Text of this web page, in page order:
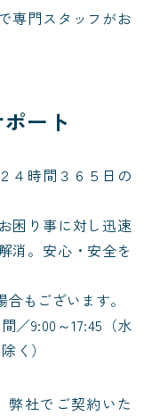
専門スタッフがお
ート
４時間３６５日の
困り事に対し迅速
消。安心・安全を
もございます。
／9:00～17:45（水
く）
弊社でご契約いた